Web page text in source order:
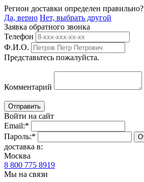
Регион доставки определен правильно?
Да, верно Нет, выбрать другой
Заявка обратного звонка
Телефон
Ф.И.О.
Представьтесь пожалуйста.
Комментарий
Войти на сайт
Email:*
Пароль:*
доставка в:
Москва
8 800 775 8919
Мы на связи